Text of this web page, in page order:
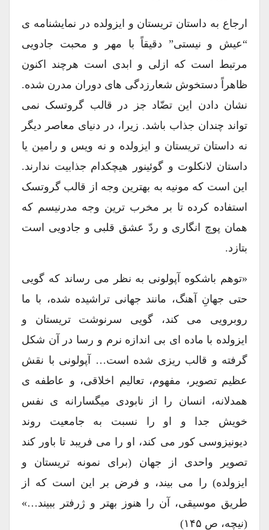
ارجاع به داستان تریستان و ایزولده در نمایشنامه ی
“عیش و نیستی” دقیقاً با مهر و محبت جادویی
مرتبط است که ازلی و ابدی است هرچند اکنون
ظاهراً دستخوش شعارزدگی های دوران مدرن شده.
نشان دادن این تضّاد جز در قالب گروتسک نمی
تواند چندان جذاب باشد. زیرا، در دنیای معاصر دیگر
نه داستان تریستان و ایزولده و نه ویس و رامین یا
داستان لانکلوت و گوئینور هیچکدام جذابیت ندارند.
این است که مونیه به بهترین وجه از قالب گروتسک
استفاده کرده تا بر مخرب ترین وجه مدرنیسم که
همان پوچ انگاری و ردّ عشق قلبی و جادویی است
بتازد.
«توهم باشکوه آپولونی به نظر می رساند که گویی
حتی جهانِ آهنگ، مانند جهانی تراشیده شده، با ما
روبرویی می کند، گویی سرنوشت تریستان و
ایزولده با ماده ای بی اندازه نرم و رسا در آن شکل
گرفته و قالب ریزی شده است… آپولونی با نقش
عظیم تصویر، مفهوم، تعالیم اخلاقی، و عاطفه ی
همدلانه، انسان را از نابودی میگسارانه ی نفس
خویش جدا و او را نسبت به جامعیت روند
دیونیزوسی کور می کند، او را می فریبد تا باور کند
تصویر واحدی از جهان (برای نمونه تریستان و
ایزولده) را می بیند، و فرض بر این است که از
طریق موسیقی، آن را هنوز بهتر و ژرفتر ببیند…»
(نیچه، ص ۱۴۵)